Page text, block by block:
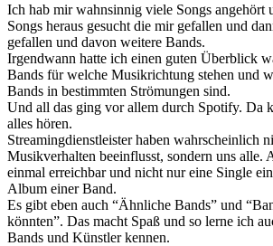
Ich hab mir wahnsinnig viele Songs angehört
Songs heraus gesucht die mir gefallen und
gefallen und davon weitere Bands.
Irgendwann hatte ich einen guten Überblick
Bands für welche Musikrichtung stehen und
Bands in bestimmten Strömungen sind.
Und all das ging vor allem durch Spotify. Da
alles hören.
Streamingdienstleister haben wahrscheinlich
Musikverhalten beeinflusst, sondern uns alle.
einmal erreichbar und nicht nur eine Single
Album einer Band.
Es gibt eben auch “Ähnliche Bands” und
könnten”. Das macht Spaß und so lerne ich
Bands und Künstler kennen.